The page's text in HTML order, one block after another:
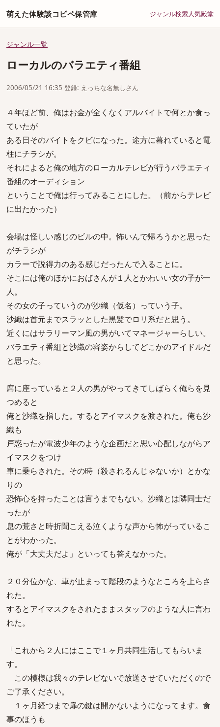
萌えた体験談コピペ保管庫 ジャンル検索人気殿堂
ジャンル一覧
ローカルのバラエティ番組
2006/05/21 16:35 登録: えっちな名無しさん
４年ほど前、俺はお金が全くなくアルバイトで何とか食っ
ていたが
ある日そのバイトをクビになった。途方に暮れていると電
柱にチラシが。
それによると俺の地方のローカルテレビが行うバラエティ
番組のオーディション
ということで俺は行ってみることにした。（前からテレビ
に出たかった）
会場は怪しい感じのビルの中。怖いんで帰ろうかと思った
がチラシが
カラーで説得力のある感じだったんで入ることに。
そこには俺のほかにおばさんが１人とかわいい女の子が一
人。
その女の子っていうのが沙織（仮名）っていう子。
沙織は首元までスラッとした黒髪でロリ系だと思う。
近くにはサラリーマン風の男がいてマネージャーらしい。
バラエティ番組と沙織の容姿からしてどこかのアイドルだ
と思った。
席に座っていると２人の男がやってきてしばらく俺らを見
つめると
俺と沙織を指した。するとアイマスクを渡された。俺も沙
織も
戸惑ったが電波少年のような企画だと思い心配しながらア
イマスクをつけ
車に乗らされた。その時（殺されるんじゃないか）とかな
りの
恐怖心を持ったことは言うまでもない。沙織とは隣同士だ
ったが
息の荒さと時折聞こえる泣くような声から怖がっているこ
とがわかった。
俺が「大丈夫だよ」といっても答えなかった。
２０分位かな、車が止まって階段のようなところを上らさ
れた。
するとアイマスクをされたままスタッフのような人に言わ
れた。
「これから２人にはここで１ヶ月共同生活してもらいま
す。
この模様は我々のテレビないで放送させていただくので
ご了承ください。
１ヶ月経つまで扉の鍵は開かないようになってます。食
事のほうも